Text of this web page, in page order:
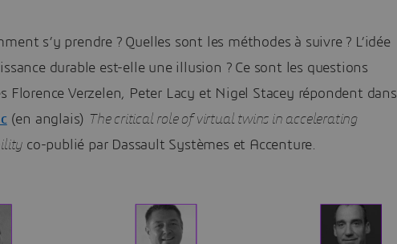
s’y prendre ? Quelles sont les méthodes à suivre ? L’idée
durable est-elle une illusion ? Ce sont les questions
Florence Verzelen, Peter Lacy et Nigel Stacey répondent dans
(en anglais) The critical role of virtual twins in accelerating
co-publié par Dassault Systèmes et Accenture.